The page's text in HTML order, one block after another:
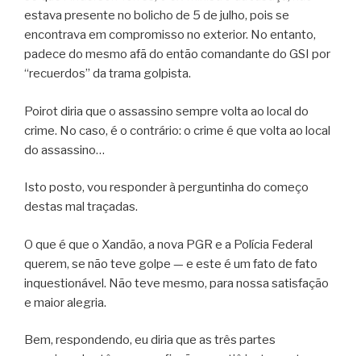
estava presente no bolicho de 5 de julho, pois se
encontrava em compromisso no exterior. No entanto,
padece do mesmo afã do então comandante do GSI por
“recuerdos” da trama golpista.
Poirot diria que o assassino sempre volta ao local do
crime. No caso, é o contrário: o crime é que volta ao local
do assassino…
Isto posto, vou responder à perguntinha do começo
destas mal traçadas.
O que é que o Xandão, a nova PGR e a Polícia Federal
querem, se não teve golpe — e este é um fato de fato
inquestionável. Não teve mesmo, para nossa satisfação
e maior alegria.
Bem, respondendo, eu diria que as três partes